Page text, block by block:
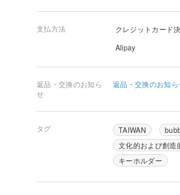
支払方法
クレジットカード
Alipay
返品・交換のお知ら
せ
返品・交換のお知ら
タグ TAIWAN
文化的および創造
キーホルダー